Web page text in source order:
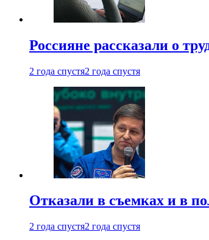
Россияне рассказали о
2 года спустя2 года спустя
Отказали в съемках и в
2 года спустя2 года спустя